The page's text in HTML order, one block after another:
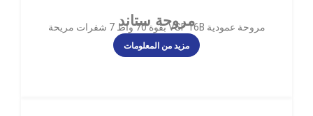
مروحة ستاند مروحة عمودية VSF 16B بقوة 70 واط 7 شفرات مريحة
مزيد من المعلومات